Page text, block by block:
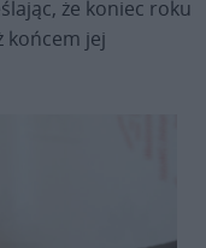
że koniec roku
końcem jej